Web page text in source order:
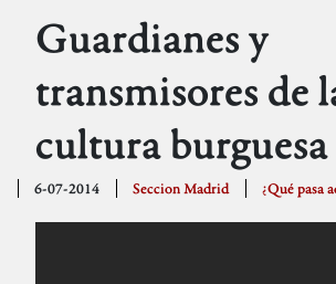
Guardianes y
transmisores de
cultura burguesa
6-07-2014 Seccion Madrid ¿Qué pasa